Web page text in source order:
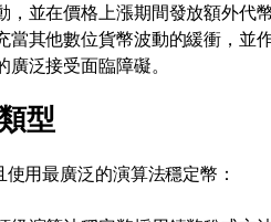
並在價格上漲期間發放額外代幣
當其他數位貨幣波動的緩衝，
泛接受面臨障礙。
型
用最廣泛的演算法穩定幣：